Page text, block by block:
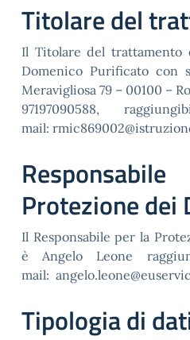
Titolare del
Il Titolare del trattamento
Domenico Purificato con
Meravigliosa 79 – 00100 –
97197090588,
mail:
Protezione dei
Il Responsabile per la
è Angelo Leone
mail:
Tipologia di